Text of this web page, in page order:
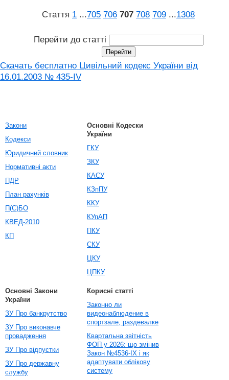
Стаття 1 ...705 706 707 708 709 ...1308
Перейти до статті
Скачать бесплатно Цивільний кодекс України від
16.01.2003 № 435-IV
Закони
Кодекси
Юридичний словник
Нормативні акти
ПДР
План рахунків
П(С)БО
КВЕД-2010
КП
Основні Кодески
України
ГКУ
ЗКУ
КАСУ
КЗпПУ
ККУ
КУпАП
ПКУ
СКУ
ЦКУ
ЦПКУ
Основні Закони
України
ЗУ Про банкрутство
ЗУ Про виконавче
провадження
ЗУ Про відпустки
ЗУ Про державну
службу
Корисні статті
Законно ли
видеонаблюдение в
спортзале, раздевалке
Квартальна звітність
ФОП у 2026: що змінив
Закон №4536-IX і як
адаптувати облікову
систему